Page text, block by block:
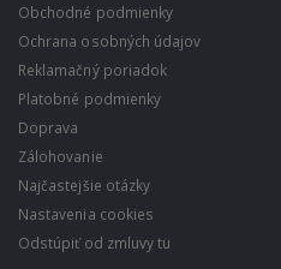
Obchodné podmienky
Ochrana osobných údajov
Reklamačný poriadok
Platobné podmienky
Doprava
Zálohovanie
Najčastejšie otázky
Nastavenia cookies
Odstúpiť od zmluvy tu